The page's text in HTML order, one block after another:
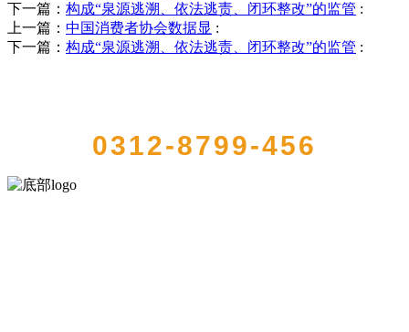
下一篇： 构成“泉源逃溯、依法逃责、闭环整改”的监管 :
上一篇： 中国消费者协会数据显 :
下一篇： 构成“泉源逃溯、依法逃责、闭环整改”的监管 :
0312-8799-456